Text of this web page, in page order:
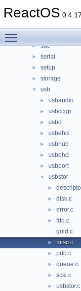
ReactOS
► network
► sac
► serial
► setup
► storage
▼ usb
► usbaudio
► usbccgp
► usbd
► usbehci
► usbhub
► usbohci
► usbport
▼ usbstor
►
► disk.c
► error.c
►
fdo.c
guid.c
► misc.c
► pdo.c
► queue.c
► scsi.c
► usbstor.c